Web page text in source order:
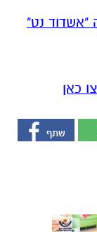
"אשדוד נט"
כאן